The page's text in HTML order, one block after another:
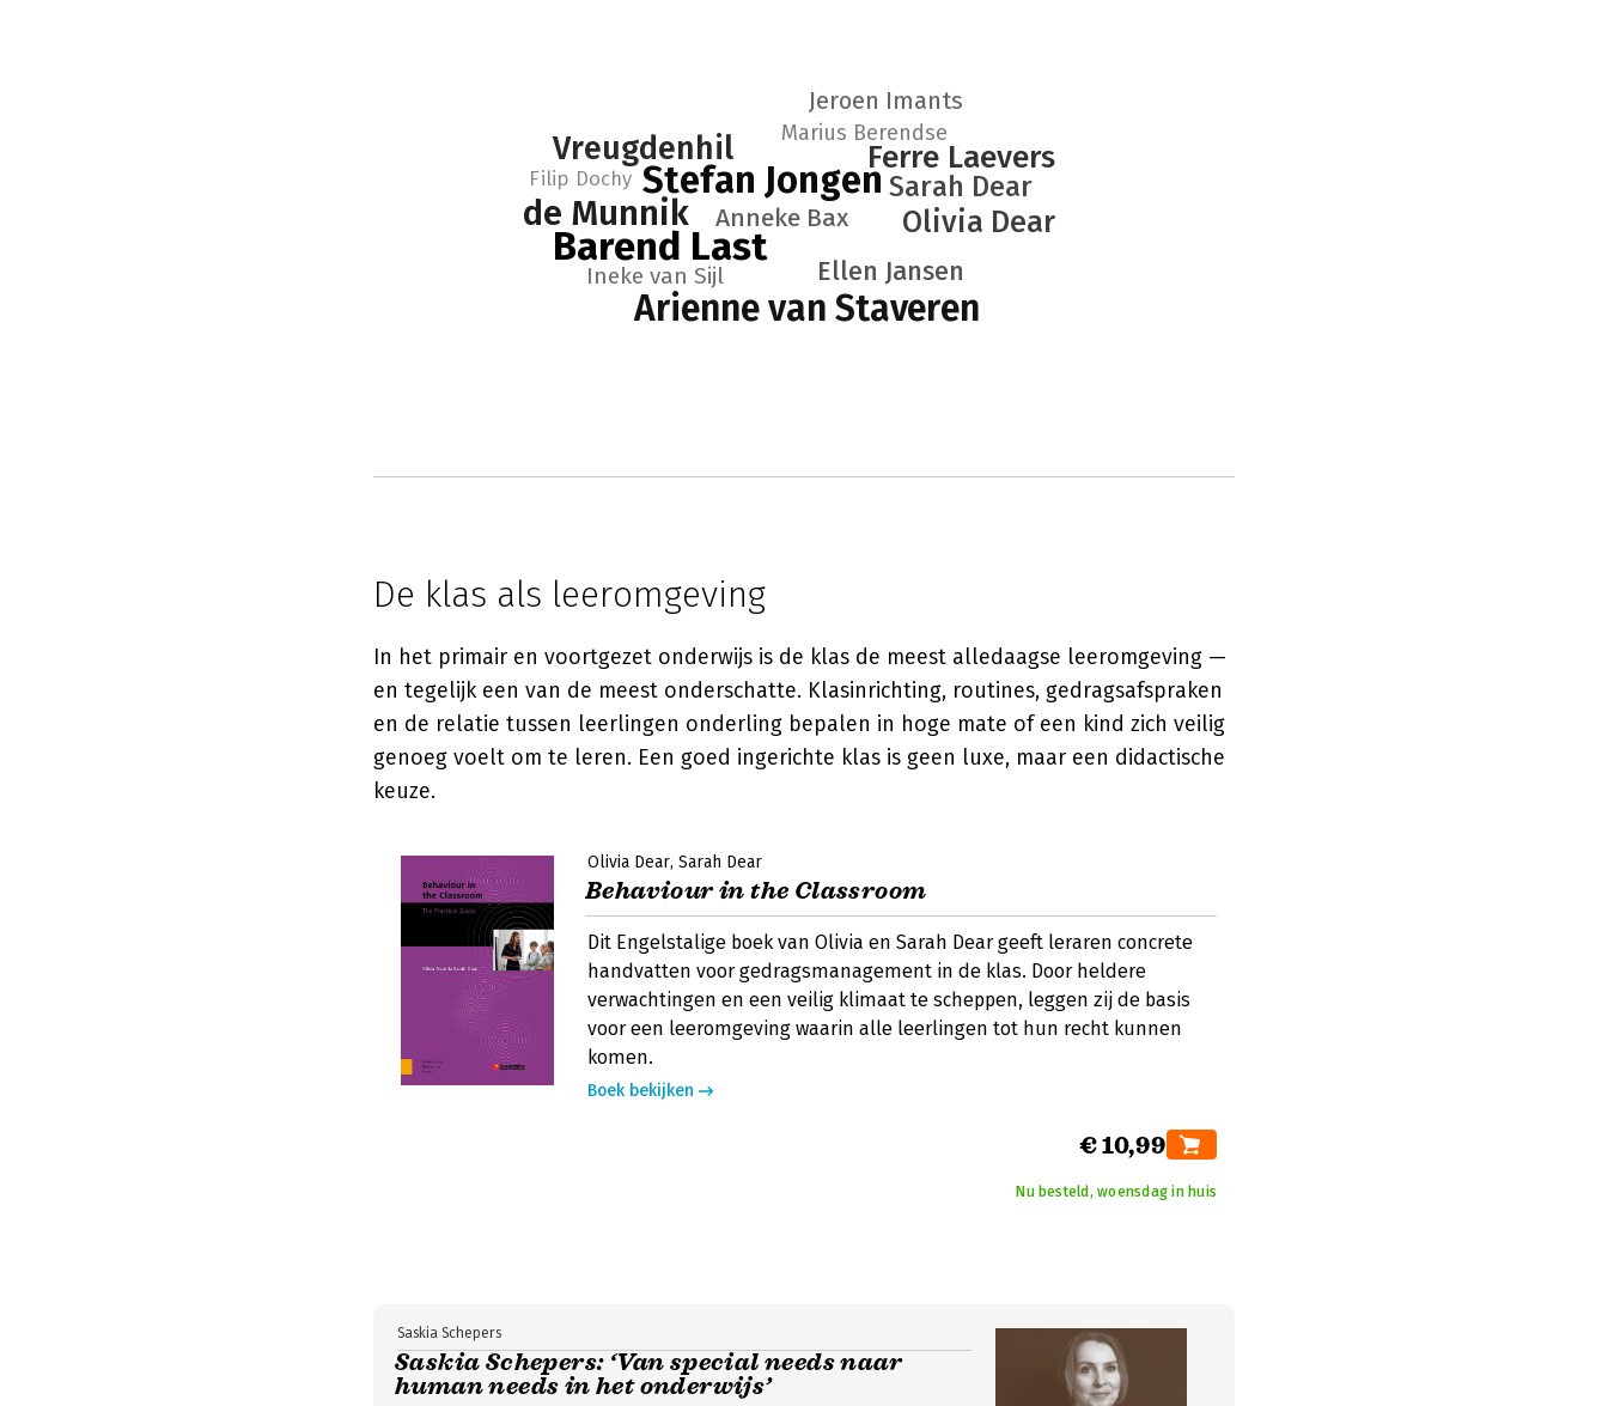
Barend Last
Stefan Jongen
Arienne van Staveren
de Munnik
Vreugdenhil Ferre Laevers
Olivia Dear
Sarah Dear
Ellen Jansen
Anneke Bax
Jeroen Imants
Ineke van Sijl
Marius Berendse
Filip Dochy
De klas als leeromgeving
In het primair en voortgezet onderwijs is de klas de meest alledaagse leeromgeving —
en tegelijk een van de meest onderschatte. Klasinrichting, routines, gedragsafspraken
en de relatie tussen leerlingen onderling bepalen in hoge mate of een kind zich veilig
genoeg voelt om te leren. Een goed ingerichte klas is geen luxe, maar een didactische
keuze.
Olivia Dear Sarah Dear
Behaviour in the Classroom
Dit Engelstalige boek van Olivia en Sarah Dear geeft leraren concrete
handvatten voor gedragsmanagement in de klas. Door heldere
verwachtingen en een veilig klimaat te scheppen, leggen zij de basis
voor een leeromgeving waarin alle leerlingen tot hun recht kunnen
komen.
Boek bekijken
€ 10,99
Nu besteld, woensdag in huis
Saskia Schepers: ‘Van special needs naar
human needs in het onderwijs’
Saskia Schepers